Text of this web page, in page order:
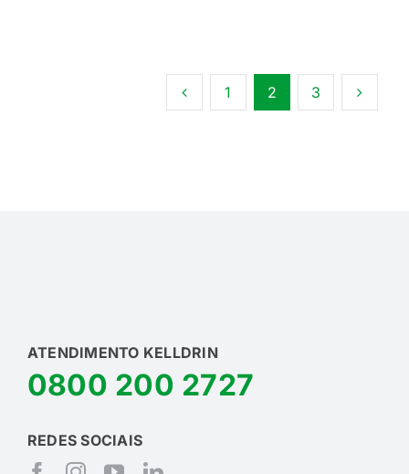
1 2 3
ATENDIMENTO KELLDRIN
0800 200 2727
REDES SOCIAIS